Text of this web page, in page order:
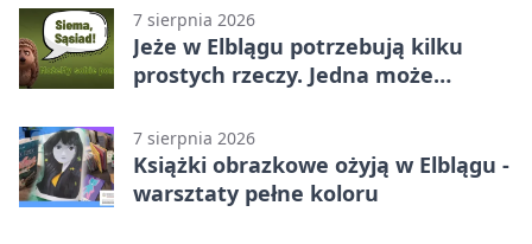
7 sierpnia 2026
Jeże w Elblągu potrzebują kilku
prostych rzeczy. Jedna może
7 sierpnia 2026
Książki obrazkowe ożyją w Elblągu -
warsztaty pełne koloru